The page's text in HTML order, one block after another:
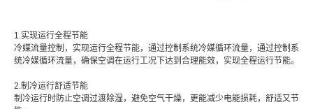
1.实现运行全程节能
冷媒流量控制，实现运行全程节能，通过控制系统冷媒循环流量，通过控制系
统冷媒循环流量，确保空调在运行工况下达到合理能效，实现全程运行节能。
2.制冷运行舒适节能
制冷运行时防止空调过渡除湿，避免空气干燥，更能减少电能损耗，舒适又节